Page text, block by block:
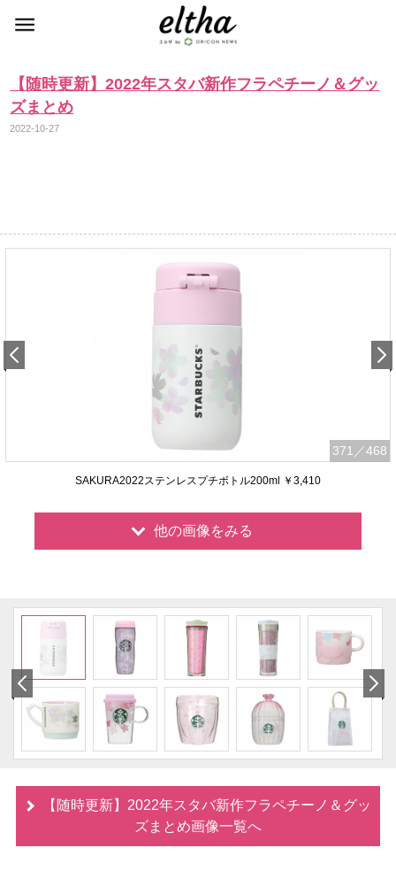
【随時更新】2022年スタバ新作フラペチーノ＆グッ
ズまとめ
2022-10-27
371 ／468
SAKURA2022ステンレスプチボトル200ml ￥3,410
他の画像をみる
【随時更新】2022年スタバ新作フラペチーノ＆グッ
ズまとめ画像一覧へ